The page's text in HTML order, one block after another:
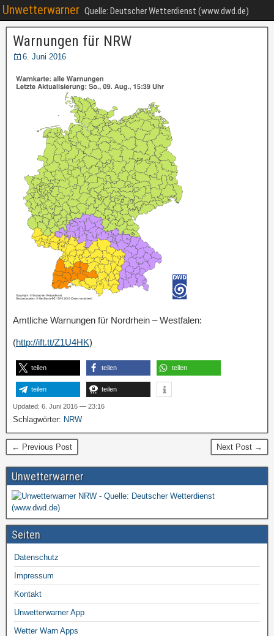
Unwetterwarner Quelle: Deutscher Wetterdienst (www.dwd.de)
Warnungen für NRW
6. Juni 2016
Amtliche Warnungen für Nordrhein – Westfalen:
(http://ift.tt/Z1U4HK)
teilen teilen teilen
teilen teilen
Updated: 6. Juni 2016 — 23:16
Schlagwörter: NRW
← Previous Post Next Post →
Unwetterwarner
Seiten
Datenschutz
Impressum
Kontakt
Unwetterwarner App
Wetter Warn Apps